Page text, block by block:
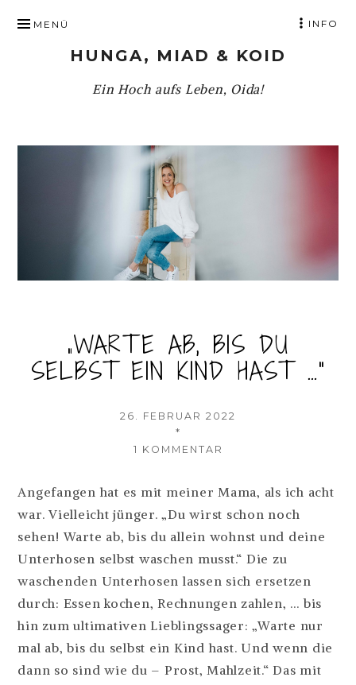
INHALT
SPRINGENHUNGA, MIAD & KOID
Ein Hoch aufs Leben, Oida!
MENÜ INFO
„WARTE AB, BIS DU
SELBST EIN KIND HAST …“
VERÖFFENTLICHT
26. FEBRUAR 2022
AUTOR
*
1 KOMMENTAR
BIS
DU
SELBST
KIND
HAST
…“
Angefangen hat es mit meiner Mama, als ich acht
war. Vielleicht jünger. „Du wirst schon noch
sehen! Warte ab, bis du allein wohnst und deine
Unterhosen selbst waschen musst.“ Die zu
waschenden Unterhosen lassen sich ersetzen
durch: Essen kochen, Rechnungen zahlen, … bis
hin zum ultimativen Lieblingssager: „Warte nur
mal ab, bis du selbst ein Kind hast. Und wenn die
dann so sind wie du – Prost, Mahlzeit.“ Das mit